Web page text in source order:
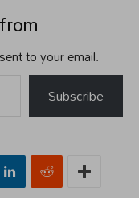
to your email.
Subscribe